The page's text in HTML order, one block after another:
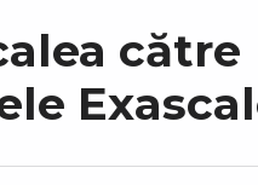
către